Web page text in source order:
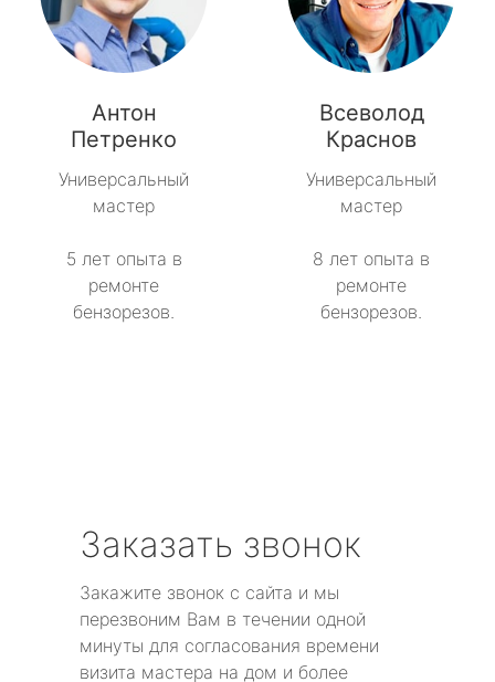
метро Спортивная
метро Спартак
метро Рижская
метро Севастопольская
метро Строгино
метро Театральная
метро Славянский бульвар
метро Университет
Антон
Петренко
Универсальный
мастер
5 лет опыта в
ремонте
бензорезов.
Всеволод
Краснов
Универсальный
мастер
8 лет опыта в
ремонте
бензорезов.
Заказать звонок
Закажите звонок с сайта и мы
перезвоним Вам в течении одной
минуты для согласования времени
визита мастера на дом и более